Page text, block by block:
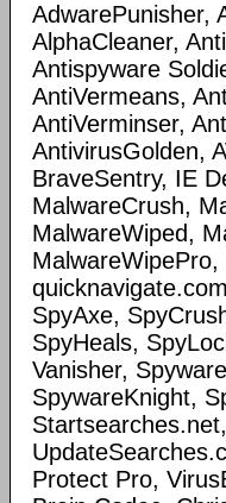
AdwarePunisher,
AlphaCleaner,
Antispyware
AntiVermeans,
AntiVerminser,
AntivirusGolden,
BraveSentry, IE
MalwareCrush,
MalwareWiped,
SpyAxe,
SpyHeals,
Vanisher,
SpywareKnight,
Protect Pro,